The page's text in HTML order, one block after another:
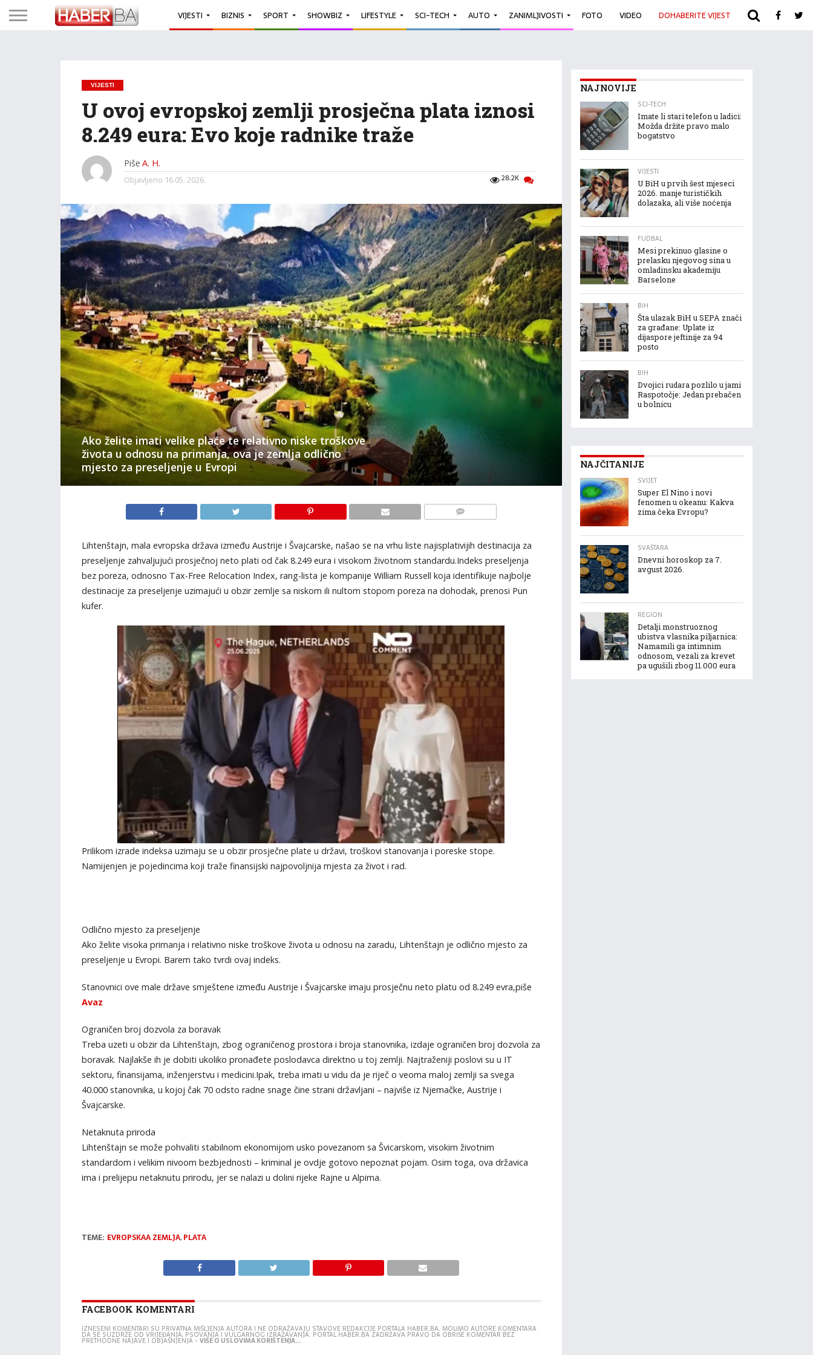
VIJESTI BIZNIS SPORT SHOWBIZ LIFESTYLE SCI-TECH AUTO ZANIMLJIVOSTI FOTO VIDEO DOHABERITE VIJEST ARHIVA
VIJESTI
U ovoj evropskoj zemlji prosječna plata iznosi
8.249 eura: Evo koje radnike traže
Piše A. H.
28.2K
Objavljeno 16.05. 2026.
Ako želite imati velike plaće te relativno niske troškove
života u odnosu na primanja, ova je zemlja odlično
mjesto za preseljenje u Evropi
Lihtenštajn, mala evropska država između Austrije i Švajcarske, našao se na vrhu liste najisplativijih destinacija za
preseljenje zahvaljujući prosječnoj neto plati od čak 8.249 eura i visokom životnom standardu.Indeks preseljenja
bez poreza, odnosno Tax-Free Relocation Index, rang-lista je kompanije William Russell koja identifikuje najbolje
destinacije za preseljenje uzimajući u obzir zemlje sa niskom ili nultom stopom poreza na dohodak, prenosi Pun
kufer.
Prilikom izrade indeksa uzimaju se u obzir prosječne plate u državi, troškovi stanovanja i poreske stope.
Namijenjen je pojedincima koji traže finansijski najpovoljnija mjesta za život i rad.
Odlično mjesto za preseljenje
Ako želite visoka primanja i relativno niske troškove života u odnosu na zaradu, Lihtenštajn je odlično mjesto za
preseljenje u Evropi. Barem tako tvrdi ovaj indeks.
Stanovnici ove male države smještene između Austrije i Švajcarske imaju prosječnu neto platu od 8.249 evra,piše
Avaz
Ograničen broj dozvola za boravak
Treba uzeti u obzir da Lihtenštajn, zbog ograničenog prostora i broja stanovnika, izdaje ograničen broj dozvola za
boravak. Najlakše ih je dobiti ukoliko pronađete poslodavca direktno u toj zemlji. Najtraženiji poslovi su u IT
sektoru, finansijama, inženjerstvu i medicini.Ipak, treba imati u vidu da je riječ o veoma maloj zemlji sa svega
40.000 stanovnika, u kojoj čak 70 odsto radne snage čine strani državljani – najviše iz Njemačke, Austrije i
Švajcarske.
Netaknuta priroda
Lihtenštajn se može pohvaliti stabilnom ekonomijom usko povezanom sa Švicarskom, visokim životnim
standardom i velikim nivoom bezbjednosti – kriminal je ovdje gotovo nepoznat pojam. Osim toga, ova državica
ima i prelijepu netaknutu prirodu, jer se nalazi u dolini rijeke Rajne u Alpima.
TEME: EVROPSKAA ZEMLJA, PLATA
FACEBOOK KOMENTARI
IZNESENI KOMENTARI SU PRIVATNA MIŠLJENJA AUTORA I NE ODRAŽAVAJU STAVOVE REDAKCIJE PORTALA HABER.BA. MOLIMO AUTORE KOMENTARA
DA SE SUZDRŽE OD VRIJEĐANJA, PSOVANJA I VULGARNOG IZRAŽAVANJA. PORTAL HABER.BA ZADRŽAVA PRAVO DA OBRIŠE KOMENTAR BEZ
PRETHODNE NAJAVE I OBJAŠNJENJA -VIŠE O USLOVIMA KORIŠTENJA...
NAJNOVIJE
SCI-TECH
Imate li stari telefon u ladici:
Možda držite pravo malo
bogatstvo
VIJESTI
U BiH u prvih šest mjeseci
2026. manje turističkih
dolazaka, ali više noćenja
FUDBAL
Mesi prekinuo glasine o
prelasku njegovog sina u
omladinsku akademiju
Barselone
BIH
Šta ulazak BiH u SEPA znači
za građane: Uplate iz
dijaspore jeftinije za 94
posto
BIH
Dvojici rudara pozlilo u jami
Raspotočje: Jedan prebačen
u bolnicu
NAJČITANIJE
SVIJET
Super El Nino i novi
fenomen u okeanu: Kakva
zima čeka Evropu?
SVAŠTARA
Dnevni horoskop za 7.
avgust 2026.
REGION
Detalji monstruoznog
ubistva vlasnika piljarnica:
Namamili ga intimnim
odnosom, vezali za krevet
pa ugušili zbog 11.000 eura